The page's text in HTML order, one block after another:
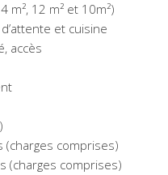
m², 12 m² et 10m²)
et cuisine
accès
(charges comprises)
(charges comprises)